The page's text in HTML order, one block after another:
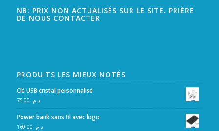
NB: PRIX NON ACTUALISÉS SUR LE SITE. PRIÈRE
DE NOUS CONTACTER
PRODUITS LES MIEUX NOTÉS
Clé USB cristal personnalisé
د.م.
Power bank sans fil avec logo
د.م.